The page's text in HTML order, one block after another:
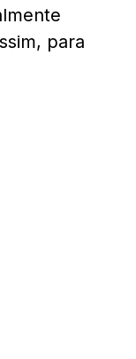
para